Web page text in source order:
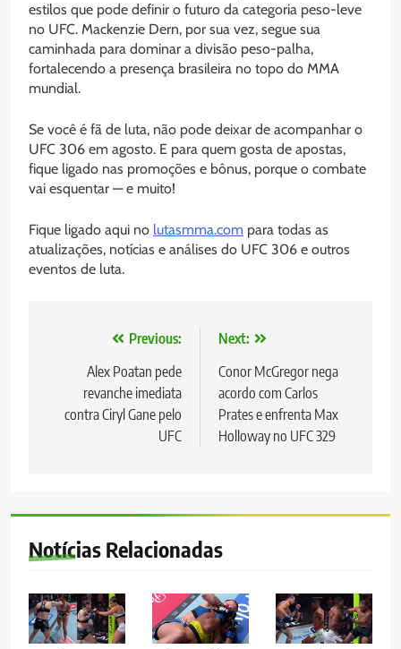
estilos que pode definir o futuro da categoria peso-leve
no UFC. Mackenzie Dern, por sua vez, segue sua
caminhada para dominar a divisão peso-palha,
fortalecendo a presença brasileira no topo do MMA
mundial.
Se você é fã de luta, não pode deixar de acompanhar o
UFC 306 em agosto. E para quem gosta de apostas,
fique ligado nas promoções e bônus, porque o combate
vai esquentar — e muito!
Fique ligado aqui no lutasmma.com para todas as
atualizações, notícias e análises do UFC 306 e outros
eventos de luta.
Navegação
Post
Previous:
Alex Poatan pede
revanche imediata
contra Ciryl Gane pelo
UFC
Next:
Conor McGregor nega
acordo com Carlos
Prates e enfrenta Max
Holloway no UFC 329
Notícias Relacionadas